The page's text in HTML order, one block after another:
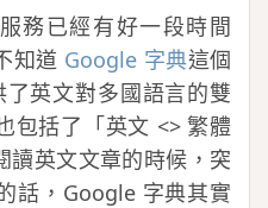
務已經有好一段時間
知道 Google 字典這個
英文對多國語言的雙
包括了「英文 <> 繁體
讀英文文章的時候，突
話，Google 字典其實